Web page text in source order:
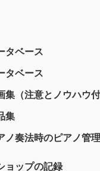
タベース
タベース
集（注意とノウハウ付
集
ノ奏法時のピアノ管
ョップの記録